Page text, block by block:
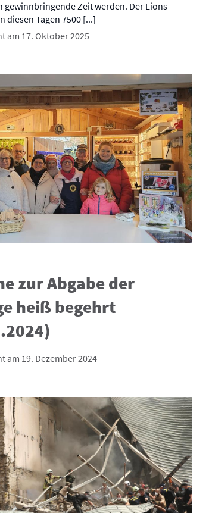
gewinnbringende Zeit werden. Der Lions-
diesen Tagen 7500 [...]
am 17. Oktober 2025
zur Abgabe der
heiß begehrt
am 19. Dezember 2024